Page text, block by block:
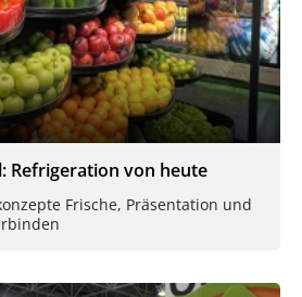
Refrigeration von heute
Frische, Präsentation und